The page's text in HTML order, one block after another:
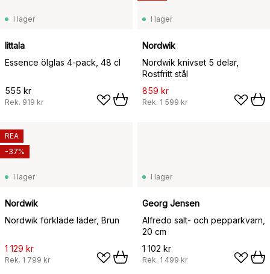
I lager
Iittala
Essence ölglas 4-pack, 48 cl
555 kr
Rek. 919 kr
I lager
Nordwik
Nordwik knivset 5 delar,
Rostfritt stål
859 kr
Rek. 1 599 kr
I lager
Nordwik
Nordwik förkläde läder, Brun
1 129 kr
Rek. 1 799 kr
REA
-37%
I lager
Georg Jensen
Alfredo salt- och pepparkvarn,
20 cm
1 102 kr
Rek. 1 499 kr